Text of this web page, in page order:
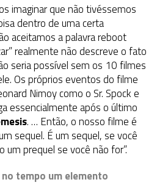
imaginar que não tivéssemos
dentro de uma certa
aceitamos a palavra reboot
realmente não descreve o fato
seria possível sem os 10 filmes
Os próprios eventos do filme
Nimoy como o Sr. Spock e
essencialmente após o último
. … Então, o nosso filme é
sequel. É um sequel, se você
prequel se você não for”.
tempo um elemento